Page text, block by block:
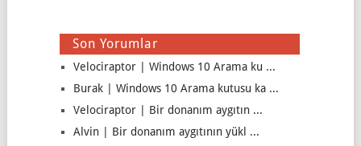
Son Yorumlar
Velociraptor | Windows 10 Arama ku ...
Burak | Windows 10 Arama kutusu ka ...
Velociraptor | Bir donanım aygıtın ...
Alvin | Bir donanım aygıtının yükl ...